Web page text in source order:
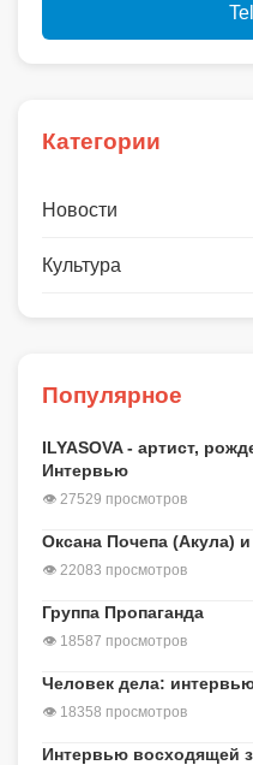
Категории
Новости
Культура
Популярное
ILYASOVA - артист,
Интервью
👁 27529 просмотров
Оксана Почепа (Акула)
👁 22083 просмотров
Группа Пропаганда
👁 18587 просмотров
Человек дела:
👁 18358 просмотров
Интервью восходящей